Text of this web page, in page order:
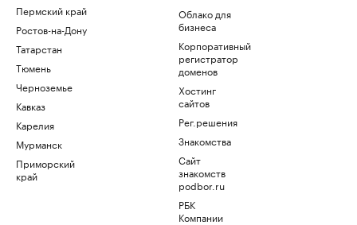
Пермский край
Ростов-на-Дону
Татарстан
Тюмень
Черноземье
Кавказ
Карелия
Мурманск
Приморский
край
Облако для
бизнеса
Корпоративный
регистратор
доменов
Хостинг
сайтов
Рег.решения
Знакомства
Сайт
знакомств
podbor.ru
РБК
Компании